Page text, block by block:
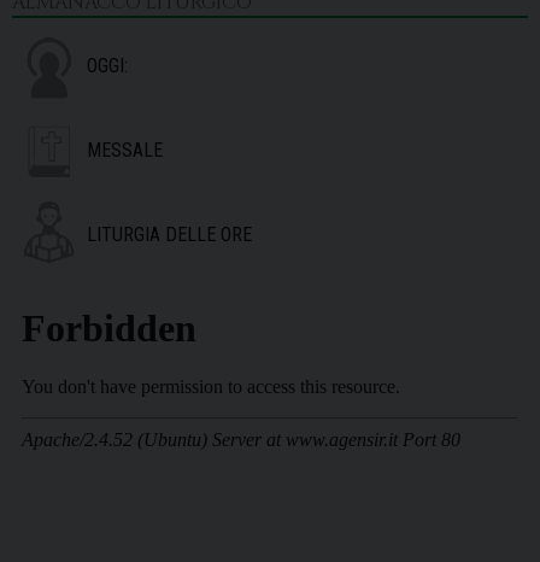
OGGI:
MESSALE
LITURGIA DELLE ORE